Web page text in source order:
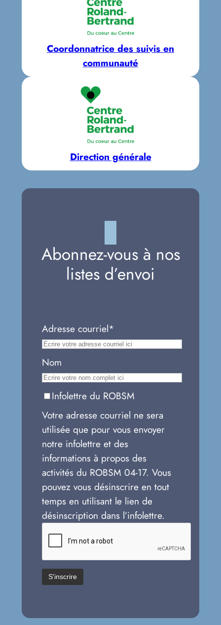
Coordonnatrice des suivis en
communauté
Direction générale
Abonnez-vous à nos
listes d’envoi
Adresse courriel*
Nom
Infolettre du ROBSM
Votre adresse courriel ne sera
utilisée que pour vous envoyer
notre infolettre et des
informations à propos des
activités du ROBSM 04-17. Vous
pouvez vous désinscrire en tout
temps en utilisant le lien de
désinscription dans l’infolettre.